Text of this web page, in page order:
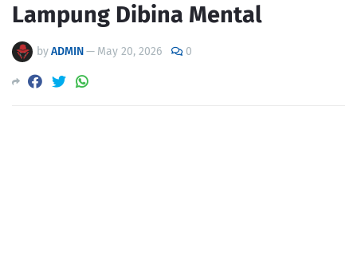
Lampung Dibina Mental
byADMIN— May 20, 2026 0